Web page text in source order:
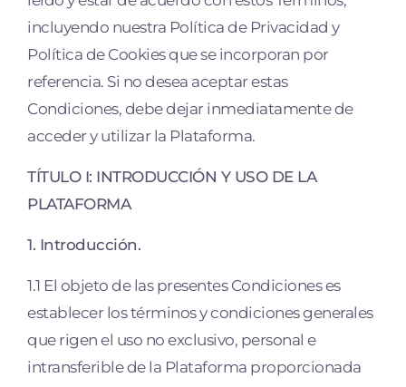
incluyendo nuestra Política de Privacidad y
Política de Cookies que se incorporan por
referencia. Si no desea aceptar estas
Condiciones, debe dejar inmediatamente de
acceder y utilizar la Plataforma.
TÍTULO I: INTRODUCCIÓN Y USO DE LA
PLATAFORMA
1. Introducción.
1.1 El objeto de las presentes Condiciones es
establecer los términos y condiciones generales
que rigen el uso no exclusivo, personal e
intransferible de la Plataforma proporcionada